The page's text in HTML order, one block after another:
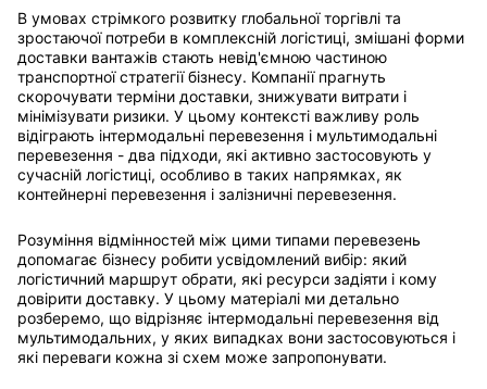
В умовах стрімкого розвитку глобальної торгівлі та
зростаючої потреби в комплексній логістиці, змішані форми
доставки вантажів стають невід'ємною частиною
транспортної стратегії бізнесу. Компанії прагнуть
скорочувати терміни доставки, знижувати витрати і
мінімізувати ризики. У цьому контексті важливу роль
відіграють інтермодальні перевезення і мультимодальні
перевезення - два підходи, які активно застосовують у
сучасній логістиці, особливо в таких напрямках, як
контейнерні перевезення і залізничні перевезення.
Розуміння відмінностей між цими типами перевезень
допомагає бізнесу робити усвідомлений вибір: який
логістичний маршрут обрати, які ресурси задіяти і кому
довірити доставку. У цьому матеріалі ми детально
розберемо, що відрізняє інтермодальні перевезення від
мультимодальних, у яких випадках вони застосовуються і
які переваги кожна зі схем може запропонувати.